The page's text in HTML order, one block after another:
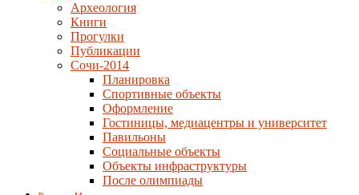
Археология
Книги
Прогулки
Публикации
Сочи-2014
Планировка
Спортивные объекты
Оформление
Гостиницы, медиацентры и университет
Павильоны
Социальные объекты
Объекты инфраструктуры
После олимпиады